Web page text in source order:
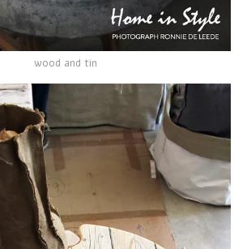
wood and tin